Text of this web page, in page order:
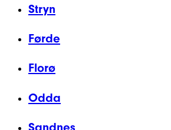
Stryn
Førde
Florø
Odda
Sandnes